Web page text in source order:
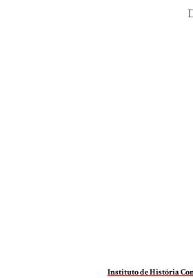
Instituto de História